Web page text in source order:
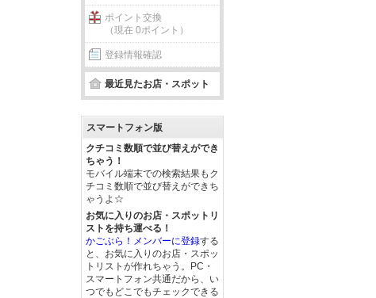
ポイント交換
（現在 0ポイント）
登録情報確認
最近見たお店・スポット
スマートフォン版
クチコミ数順で並び替えができ
ちゃう！
モバイル端末での検索結果もク
チコミ数順で並び替えができち
ゃうよ☆
お気に入りのお店・スポットリ
ストを持ち運べる！
かごぶら！メンバーに登録する
と、お気に入りのお店・スポッ
トリストが作れちゃう。PC・
スマートフォン共通だから、い
つでもどこでもチェックできる